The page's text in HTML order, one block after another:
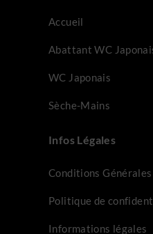
Accueil
Abattant WC
WC Japonais
Sèche-Mains
Infos Légales
Conditions
Politique de
Informations légales